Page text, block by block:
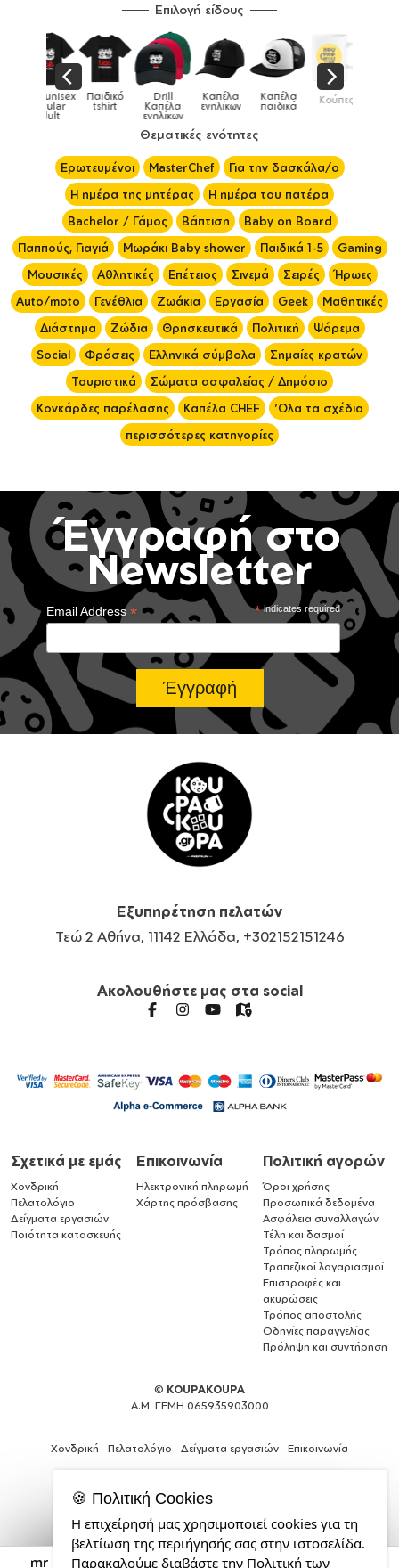
mr gingerbread, Κούπα Μαγική εσωτερικό κίτρινη,
Επιλογή είδους
Drill
Καπέλα
ενηλίκων
Καπέλα
ενηλίκων
Καπέλα
παιδικά Κούπες Κούπες
ειδικές
Κούπες
χρωματιστές
Θεματικές ενότητες
Ερωτευμένοι MasterChef
Για την δασκάλα/ο
Η ημέρα της μητέρας
Η ημέρα του πατέρα
Bachelor / Γάμος
Βάπτιση
Baby on Board
Παππούς, Γιαγιά
Μωράκι Baby shower Παιδικά 1-5
Gaming
Μουσικές
Αθλητικές Επέτειος Σινεμά Σειρές
Ήρωες
Auto/moto
Γενέθλια Ζωάκια Εργασία Geek
Μαθητικές
Διάστημα
Ζώδια Θρησκευτικά Πολιτική
Ψάρεμα
Social
Φράσεις Ελληνικά σύμβολα
Σημαίες κρατών
Τουριστικά
Σώματα ασφαλείας / Δημόσιο
Κονκάρδες παρέλασης
Καπέλα CHEF
'Ολα τα σχέδια
περισσότερες κατηγορίες
Έγγραφή στο
Newsletter
*indicates required
Email Address*
Εξυπηρέτηση πελατών
Τεώ 2 Αθήνα, 11142 Ελλάδα, +302152151246
Ακολουθήστε μας στα social
Σχετικά με εμάς
Χονδρική
Πελατολόγιο
Δείγματα εργασιών
Ποιότητα κατασκευής
Επικοινωνία
Ηλεκτρονική πληρωμή
Χάρτης πρόσβασης
Πολιτική αγορών
Όροι χρήσης
Προσωπικά δεδομένα
Ασφάλεια συναλλαγών
Τέλη και δασμοί
Τρόπος πληρωμής
Τραπεζικοί λογαριασμοί
Επιστροφές και
ακυρώσεις
Τρόπος αποστολής
Οδηγίες παραγγελίας
Πρόληψη και συντήρηση
© KOUPAKOUPA
Α.Μ. ΓΕΜΗ 065935903000
Χονδρική Πελατολόγιο Δείγματα εργασιών Επικοινωνία
Expert
Web
🍪 Πολιτική Cookies
Η επιχείρησή μας χρησιμοποιεί cookies για τη
βελτίωση της περιήγησής σας στην ιστοσελίδα.
Παρακαλούμε διαβάστε την Πολιτική των